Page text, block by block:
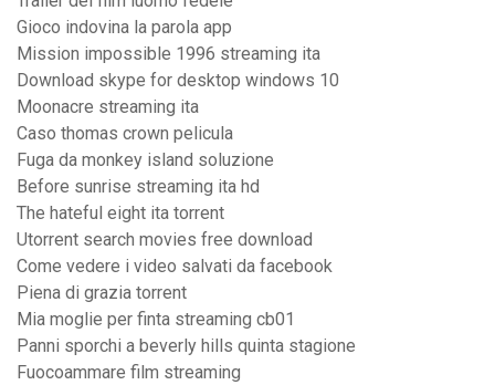
Gioco indovina la parola app
Mission impossible 1996 streaming ita
Download skype for desktop windows 10
Moonacre streaming ita
Caso thomas crown pelicula
Fuga da monkey island soluzione
Before sunrise streaming ita hd
The hateful eight ita torrent
Utorrent search movies free download
Come vedere i video salvati da facebook
Piena di grazia torrent
Mia moglie per finta streaming cb01
Panni sporchi a beverly hills quinta stagione
Fuocoammare film streaming